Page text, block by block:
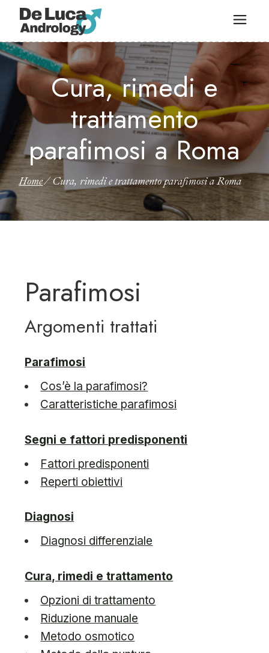
Cura, rimedi e
trattamento
parafimosi a Roma
Home Cura, rimedi e trattamento parafimosi a Roma
Parafimosi
Argomenti trattati
Parafimosi
Cos’è la parafimosi?
Caratteristiche parafimosi
Segni e fattori predisponenti
Fattori predisponenti
Reperti obiettivi
Diagnosi
Diagnosi differenziale
Cura, rimedi e trattamento
Opzioni di trattamento
Riduzione manuale
Metodo osmotico